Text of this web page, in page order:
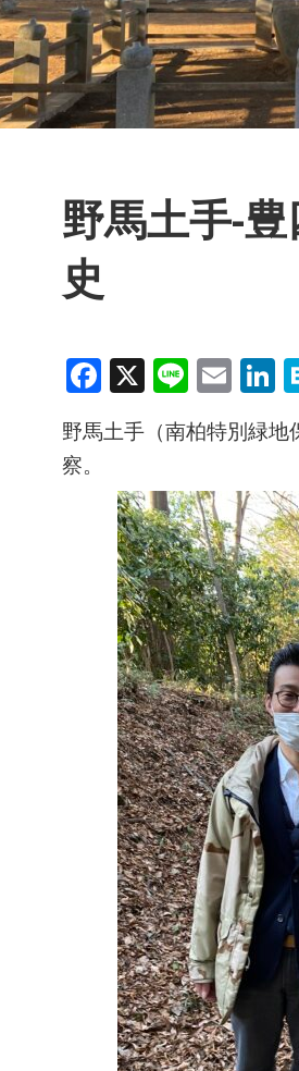
野馬土手-
史
F
a
c
e
b
o
o
k
X Li
n
e
E
m
ai
l
n
k
e
n
野馬土手（南柏特別緑地
察。